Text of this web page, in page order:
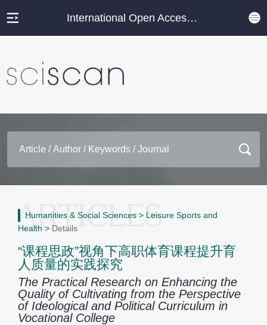
International Open Access Journal Platform
Humanities & Social Sciences > Leisure Sports and
Health > Details
“课程思政”视角下高职体育课程提升育
人质量的实践探究
The Practical Research on Enhancing the
Quality of Cultivating from the Perspective
of Ideological and Political Curriculum in
Vocational College